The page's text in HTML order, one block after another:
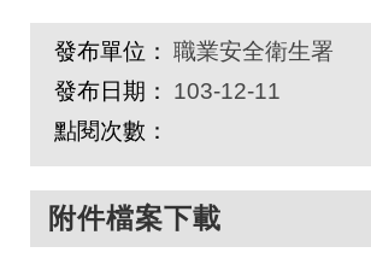
發布單位： 職業安全衛生署
發布日期：
103-12-11
點閱次數：
附件檔案下載